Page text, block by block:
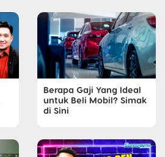
Berapa Gaji Yang Ideal
untuk Beli Mobil? Simak
di Sini